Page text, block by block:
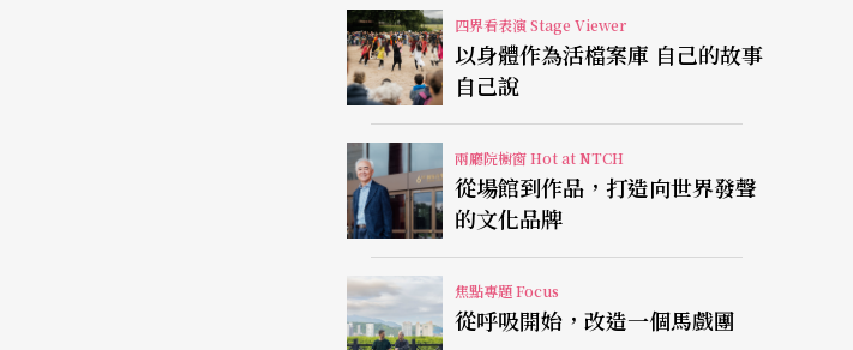
四界看表演 Stage Viewer
以身體作為活檔案庫 自己的故事
自己說
兩廳院櫥窗 Hot at NTCH
從場館到作品，打造向世界發聲
的文化品牌
焦點專題 Focus
從呼吸開始，改造一個馬戲團